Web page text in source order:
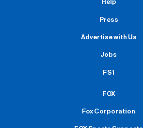
Help
Press
Advertise with Us
Jobs
FS1
FOX
Fox Corporation